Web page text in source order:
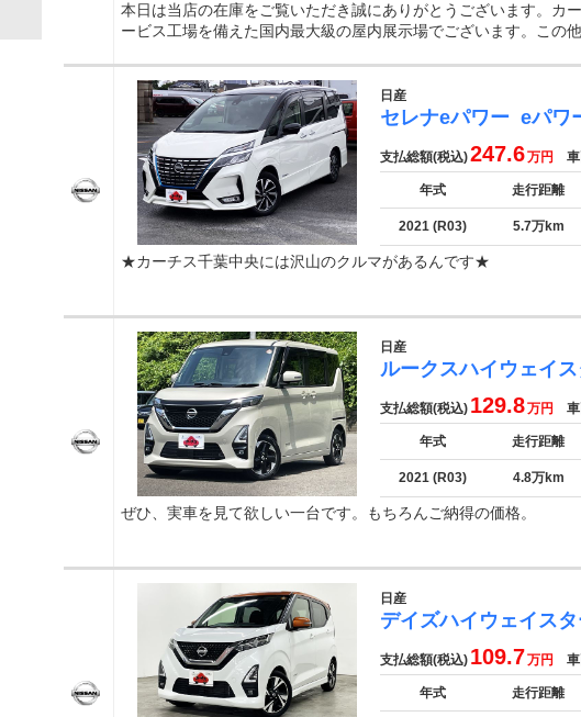
本日は当店の在庫をご覧いただき誠にありがとうございます。カ
ービス工場を備えた国内最大級の屋内展示場でございます。この
日産
セレナeパワー eパワ
支払総額(税込)247.6万円 車
年式 走行距離
2021 (R03) 5.7万km
★カーチス千葉中央には沢山のクルマがあるんです★
日産
ルークスハイウェイ
支払総額(税込) 129.8万円 車
年式 走行距離
2021 (R03) 4.8万km
ぜひ、実車を見て欲しい一台です。もちろんご納得の価格。
日産
デイズハイウェイス
支払総額(税込) 109.7万円 車
年式 走行距離